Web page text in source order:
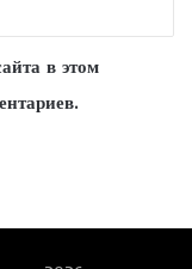
в этом